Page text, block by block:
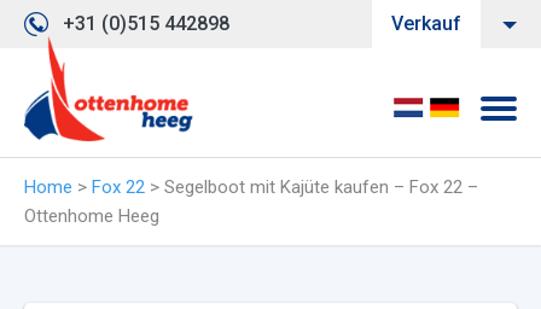
+31 (0)515 442898 Verkauf
Home > Fox 22 > Segelboot mit Kajüte kaufen – Fox 22 –
Ottenhome Heeg